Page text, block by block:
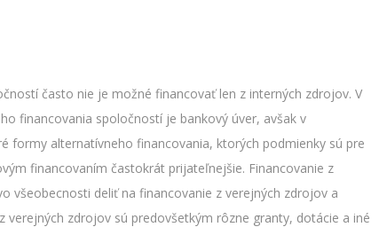
často nie je možné financovať len z interných zdrojov. V
financovania spoločností je bankový úver, avšak v
formy alternatívneho financovania, ktorých podmienky sú pre
financovaním častokrát prijateľnejšie. Financovanie z
všeobecnosti deliť na financovanie z verejných zdrojov a
verejných zdrojov sú predovšetkým rôzne granty, dotácie a iné